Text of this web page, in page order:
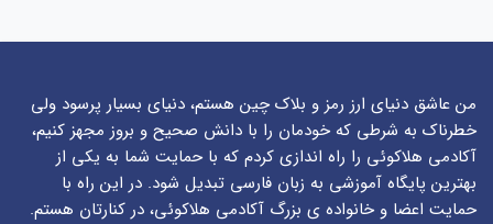
من عاشق دنیای ارز رمز و بلاک چین هستم، دنیای بسیار پرسود ولی
خطرناک به شرطی که خودمان را با دانش صحیح و بروز مجهز کنیم،
آکادمی هلاکوئی را راه اندازی کردم که با حمایت شما به یکی از
بهترین پایگاه آموزشی به زبان فارسی تبدیل شود. در این راه با
حمایت اعضا و خانواده ی بزرگ آکادمی هلاکوئی، در کنارتان هستم.